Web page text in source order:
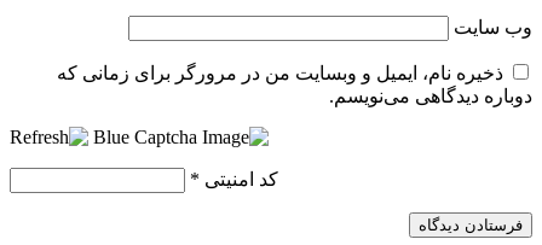
وب‌ سایت
ذخیره نام، ایمیل و وبسایت من در مرورگر برای زمانی که
دوباره دیدگاهی می‌نویسم.
کد امنیتی *